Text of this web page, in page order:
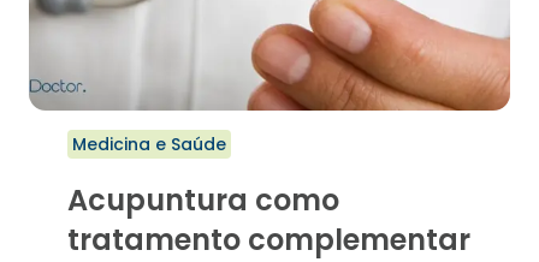
Medicina e Saúde
Acupuntura como
tratamento complementar